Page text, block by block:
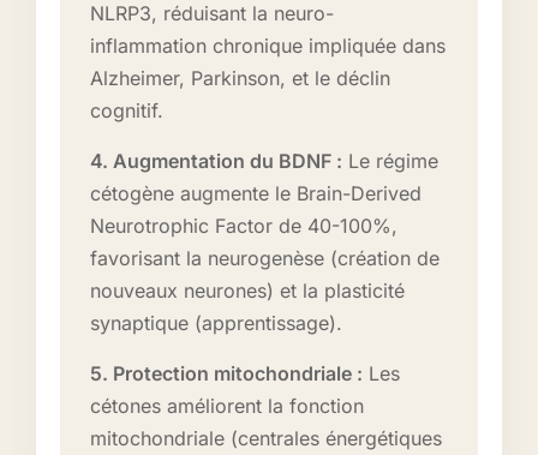
NLRP3, réduisant la neuro-
inflammation chronique impliquée dans
Alzheimer, Parkinson, et le déclin
cognitif.
4. Augmentation du BDNF : Le régime
cétogène augmente le Brain-Derived
Neurotrophic Factor de 40-100%,
favorisant la neurogenèse (création de
nouveaux neurones) et la plasticité
synaptique (apprentissage).
5. Protection mitochondriale : Les
cétones améliorent la fonction
mitochondriale (centrales énergétiques